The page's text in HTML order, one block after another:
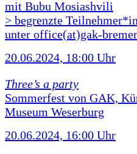
mit Bubu Mosiashvili
> begrenzte
unter office(at)gak-
20.06.2024, 18:00 Uhr
Three’s a party
Sommerfest von GAK,
Museum Weserburg
20.06.2024, 16:00 Uhr